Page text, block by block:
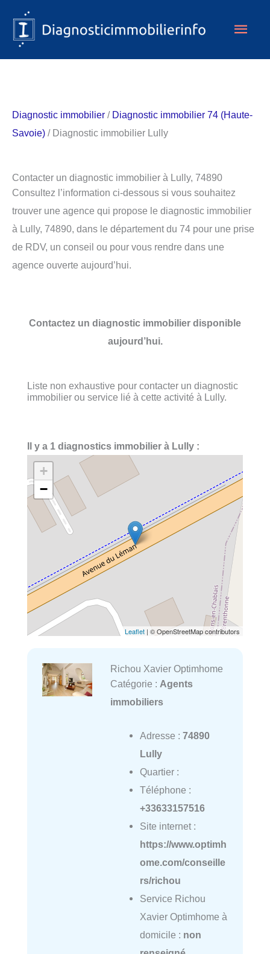
contenu
Diagnostic immobilier / Diagnostic immobilier 74 (Haute-
Savoie) / Diagnostic immobilier Lully
Contacter un diagnostic immobilier à Lully, 74890
Consultez l’information ci-dessous si vous souhaitez
trouver une agence qui propose le diagnostic immobilier
à Lully, 74890, dans le département du 74 pour une prise
de RDV, un conseil ou pour vous rendre dans une
agence ouverte aujourd’hui.
Contactez un diagnostic immobilier disponible
aujourd’hui.
Liste non exhaustive pour contacter un diagnostic
immobilier ou service lié à cette activité à Lully.
Il y a 1 diagnostics immobilier à Lully :
+
−
Leaflet | © OpenStreetMap contributors
Richou Xavier Optimhome
Catégorie : Agents
immobiliers
Adresse : 74890
Lully
Quartier :
Téléphone :
+33633157516
Site internet :
https://www.optimh
ome.com/conseille
rs/richou
Service Richou
Xavier Optimhome à
domicile : non